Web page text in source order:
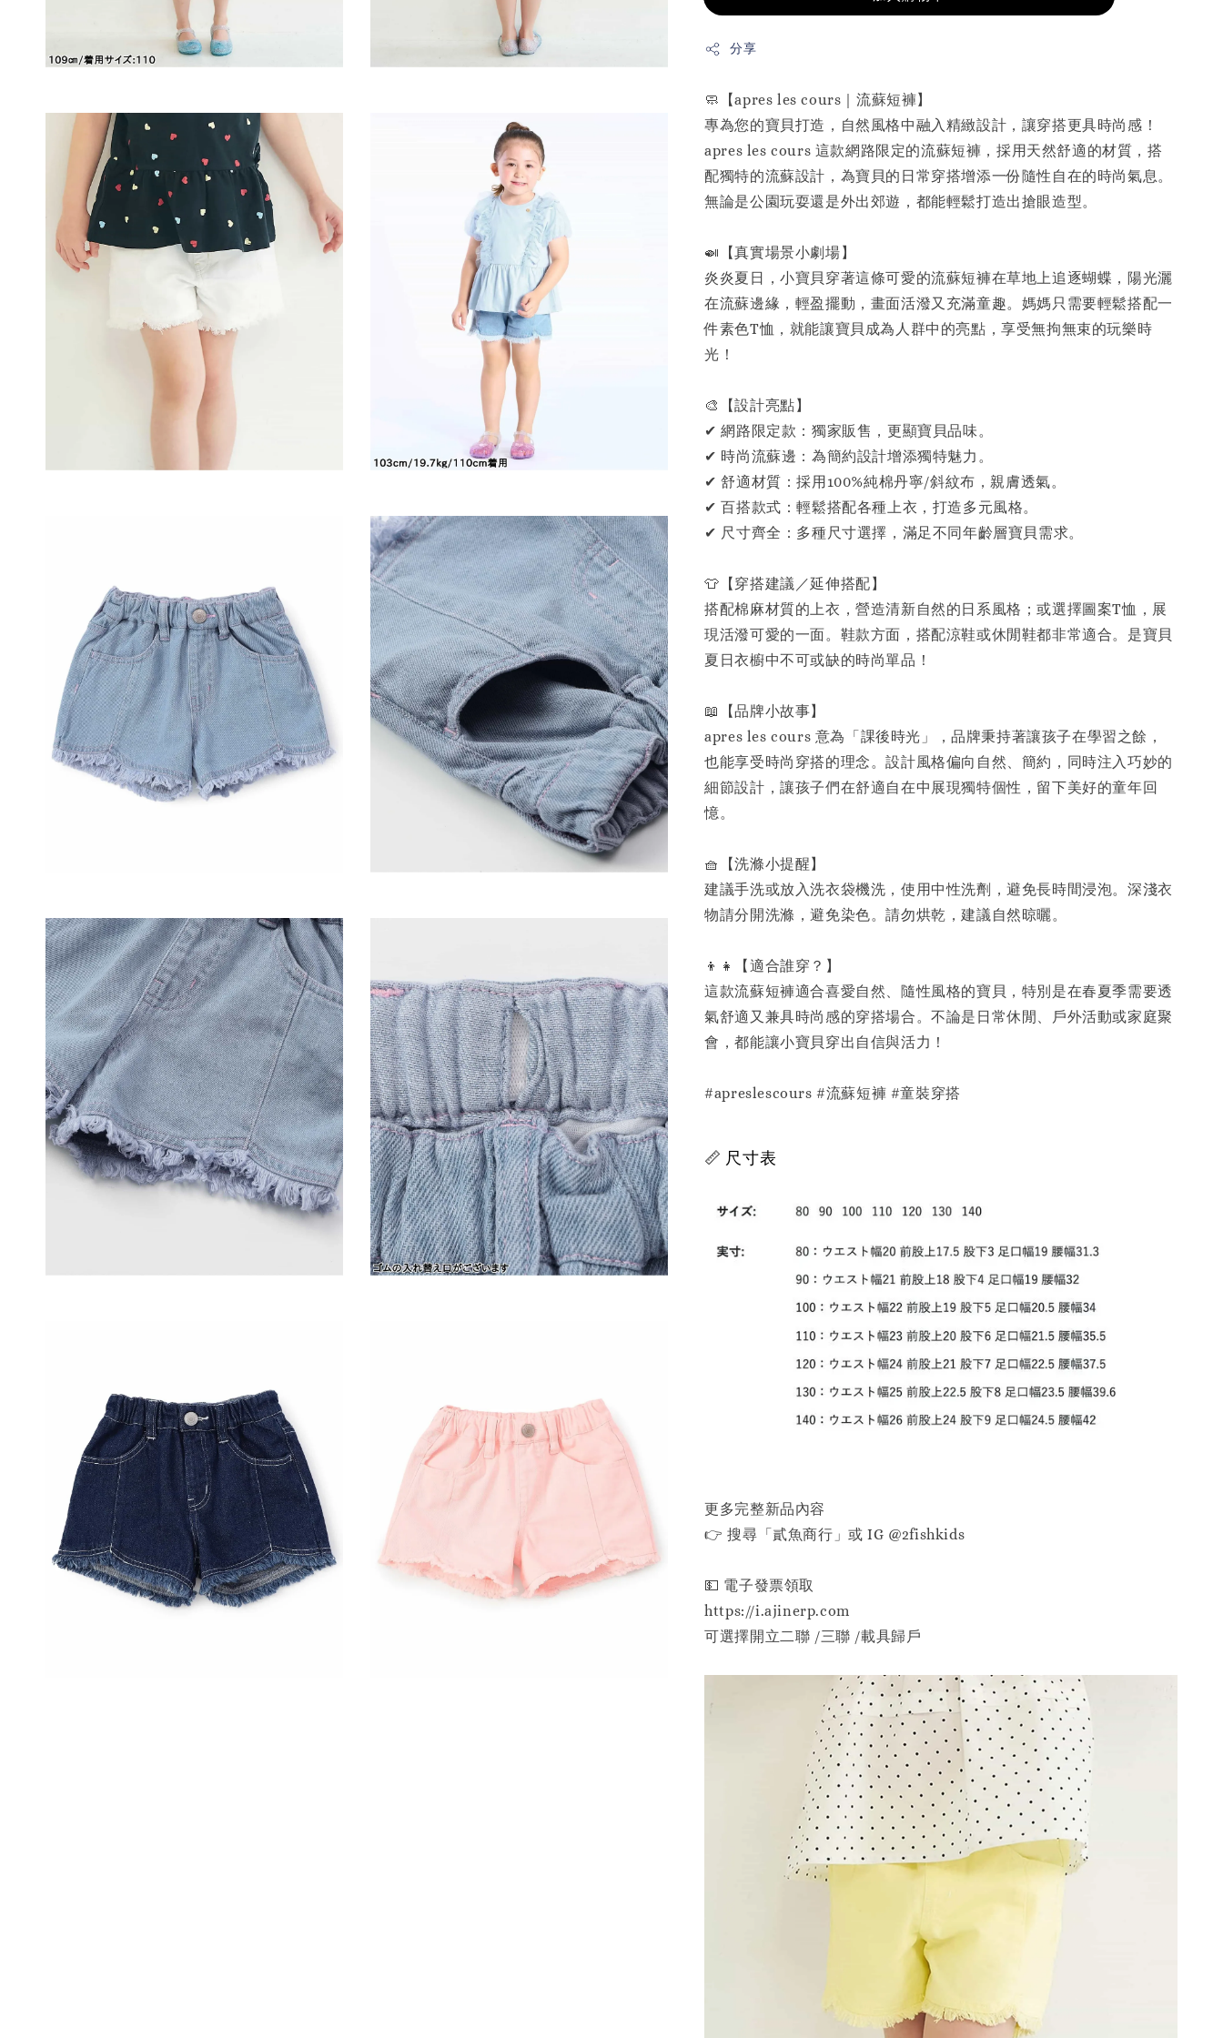
分享
🧼【apres les cours｜流蘇短褲】
專為您的寶貝打造，自然風格中融入精緻設計，讓穿搭更具時尚感！
apres les cours 這款網路限定的流蘇短褲，採用天然舒適的材質，搭
配獨特的流蘇設計，為寶貝的日常穿搭增添一份隨性自在的時尚氣息。
無論是公園玩耍還是外出郊遊，都能輕鬆打造出搶眼造型。
🍛【真實場景小劇場】
炎炎夏日，小寶貝穿著這條可愛的流蘇短褲在草地上追逐蝴蝶，陽光灑
在流蘇邊緣，輕盈擺動，畫面活潑又充滿童趣。媽媽只需要輕鬆搭配一
件素色T恤，就能讓寶貝成為人群中的亮點，享受無拘無束的玩樂時
光！
🎨【設計亮點】
✔ 網路限定款：獨家販售，更顯寶貝品味。
✔ 時尚流蘇邊：為簡約設計增添獨特魅力。
✔ 舒適材質：採用100%純棉丹寧/斜紋布，親膚透氣。
✔ 百搭款式：輕鬆搭配各種上衣，打造多元風格。
✔ 尺寸齊全：多種尺寸選擇，滿足不同年齡層寶貝需求。
👕【穿搭建議／延伸搭配】
搭配棉麻材質的上衣，營造清新自然的日系風格；或選擇圖案T恤，展
現活潑可愛的一面。鞋款方面，搭配涼鞋或休閒鞋都非常適合。是寶貝
夏日衣櫥中不可或缺的時尚單品！
📖【品牌小故事】
apres les cours 意為「課後時光」，品牌秉持著讓孩子在學習之餘，
也能享受時尚穿搭的理念。設計風格偏向自然、簡約，同時注入巧妙的
細節設計，讓孩子們在舒適自在中展現獨特個性，留下美好的童年回
憶。
🧺【洗滌小提醒】
建議手洗或放入洗衣袋機洗，使用中性洗劑，避免長時間浸泡。深淺衣
物請分開洗滌，避免染色。請勿烘乾，建議自然晾曬。
👦👧【適合誰穿？】
這款流蘇短褲適合喜愛自然、隨性風格的寶貝，特別是在春夏季需要透
氣舒適又兼具時尚感的穿搭場合。不論是日常休閒、戶外活動或家庭聚
會，都能讓小寶貝穿出自信與活力！
#apreslescours #流蘇短褲 #童裝穿搭
📏 尺寸表
更多完整新品內容
👉 搜尋「貳魚商行」或 IG @2fishkids
💵 電子發票領取
https://i.ajinerp.com
可選擇開立二聯 /三聯 /載具歸戶